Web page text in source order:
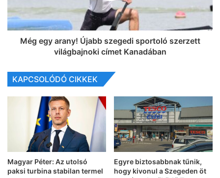
Még egy arany! Újabb szegedi sportoló szerzett
világbajnoki címet Kanadában
KAPCSOLÓDÓ CIKKEK
Magyar Péter: Az utolsó
paksi turbina stabilan termel
Egyre biztosabbnak tűnik,
hogy kivonul a Szegeden öt